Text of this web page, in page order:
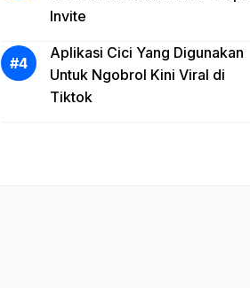
Invite
Aplikasi Cici Yang Digunakan
Untuk Ngobrol Kini Viral di
Tiktok